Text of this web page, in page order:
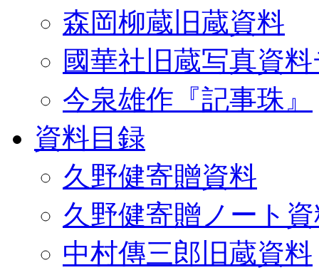
森岡柳蔵旧蔵資料
國華社旧蔵写真資
今泉雄作『記事珠』
資料目録
久野健寄贈資料
久野健寄贈ノート
中村傳三郎旧蔵資料